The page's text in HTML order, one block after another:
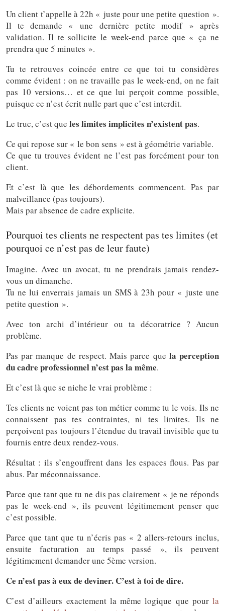
Un client t’appelle à 22h « juste pour une petite question ».
Il te demande « une dernière petite modif » après
validation. Il te sollicite le week-end parce que « ça ne
prendra que 5 minutes ».
Tu te retrouves coincée entre ce que toi tu considères
comme évident : on ne travaille pas le week-end, on ne fait
pas 10 versions… et ce que lui perçoit comme possible,
puisque ce n’est écrit nulle part que c’est interdit.
Le truc, c’est que les limites implicites n’existent pas.
Ce qui repose sur « le bon sens » est à géométrie variable.
Ce que tu trouves évident ne l’est pas forcément pour ton
client.
Et c’est là que les débordements commencent. Pas par
malveillance (pas toujours).
Mais par absence de cadre explicite.
Pourquoi tes clients ne respectent pas tes limites (et
pourquoi ce n’est pas de leur faute)
Imagine. Avec un avocat, tu ne prendrais jamais rendez-
vous un dimanche.
Tu ne lui enverrais jamais un SMS à 23h pour « juste une
petite question ».
Avec ton archi d’intérieur ou ta décoratrice ? Aucun
problème.
Pas par manque de respect. Mais parce que la perception
du cadre professionnel n’est pas la même.
Et c’est là que se niche le vrai problème :
Tes clients ne voient pas ton métier comme tu le vois. Ils ne
connaissent pas tes contraintes, ni tes limites. Ils ne
perçoivent pas toujours l’étendue du travail invisible que tu
fournis entre deux rendez-vous.
Résultat : ils s’engouffrent dans les espaces flous. Pas par
abus. Par méconnaissance.
Parce que tant que tu ne dis pas clairement « je ne réponds
pas le week-end », ils peuvent légitimement penser que
c’est possible.
Parce que tant que tu n’écris pas « 2 allers-retours inclus,
ensuite facturation au temps passé », ils peuvent
légitimement demander une 5ème version.
Ce n’est pas à eux de deviner. C’est à toi de dire.
C’est d’ailleurs exactement la même logique que pour la